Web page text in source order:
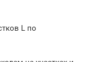
L по